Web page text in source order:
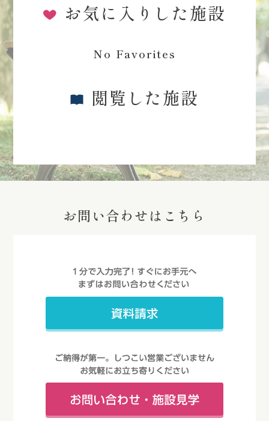
お気に入りした施設
No Favorites
閲覧した施設
お問い合わせはこちら